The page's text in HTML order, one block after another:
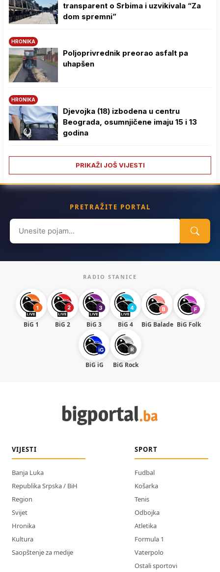
transparent o Srbima i uzvikivala “Za
dom spremni”
HRONIKA
Poljoprivrednik preorao asfalt pa
uhapšen
HRONIKA
Djevojka (18) izbodena u centru
Beograda, osumnjičene imaju 15 i 13
godina
PRIKAŽI JOŠ VIJESTI
PRETRAŽITE PORTAL
Search
for:
RADIO STANICE
BiG 1 BiG 2 BiG 3 BiG 4 BiG Balade BiG Folk
BiG iG BiG Rock
VIJESTI
Banja Luka
Republika Srpska / BiH
Region
Svijet
Hronika
Kultura
Saopštenje za medije
SPORT
Fudbal
Košarka
Tenis
Odbojka
Atletika
Formula 1
Vaterpolo
Ostali sportovi